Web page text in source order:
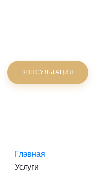
КОНСУЛЬТАЦИЯ
Главная
Услуги